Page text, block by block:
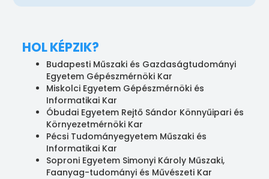
HOL KÉPZIK?
Budapesti Műszaki és Gazdaságtudományi
Egyetem Gépészmérnöki Kar
Miskolci Egyetem Gépészmérnöki és
Informatikai Kar
Óbudai Egyetem Rejtő Sándor Könnyűipari és
Környezetmérnöki Kar
Pécsi Tudományegyetem Műszaki és
Informatikai Kar
Soproni Egyetem Simonyi Károly Műszaki,
Faanyag-tudományi és Művészeti Kar